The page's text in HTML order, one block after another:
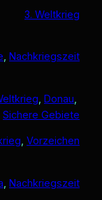
3. Weltkrieg
Nachkriegszeit
Donau
Sichere Gebiete
Vorzeichen
Nachkriegszeit